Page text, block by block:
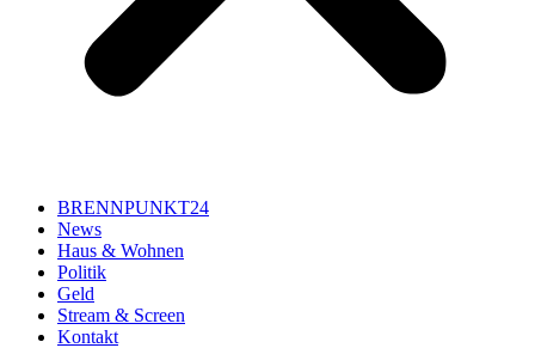
BRENNPUNKT24
News
Haus & Wohnen
Politik
Geld
Stream & Screen
Kontakt